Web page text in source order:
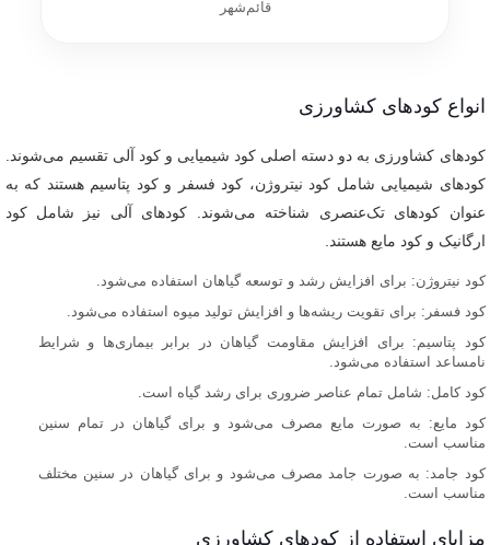
قائم‌شهر
انواع کودهای کشاورزی
کودهای کشاورزی به دو دسته اصلی کود شیمیایی و کود آلی تقسیم می‌شوند.
کودهای شیمیایی شامل کود نیتروژن، کود فسفر و کود پتاسیم هستند که به
عنوان کودهای تک‌عنصری شناخته می‌شوند. کودهای آلی نیز شامل کود
ارگانیک و کود مایع هستند.
کود نیتروژن: برای افزایش رشد و توسعه گیاهان استفاده می‌شود.
کود فسفر: برای تقویت ریشه‌ها و افزایش تولید میوه استفاده می‌شود.
کود پتاسیم: برای افزایش مقاومت گیاهان در برابر بیماری‌ها و شرایط
نامساعد استفاده می‌شود.
کود کامل: شامل تمام عناصر ضروری برای رشد گیاه است.
کود مایع: به صورت مایع مصرف می‌شود و برای گیاهان در تمام سنین
مناسب است.
کود جامد: به صورت جامد مصرف می‌شود و برای گیاهان در سنین مختلف
مناسب است.
مزایای استفاده از کودهای کشاورزی